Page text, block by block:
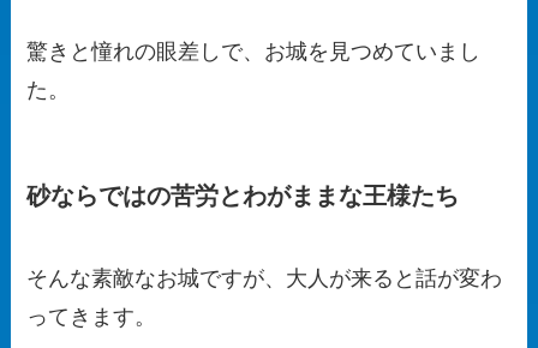
驚きと憧れの眼差しで、お城を見つめていまし
た。
砂ならではの苦労とわがままな王様たち
そんな素敵なお城ですが、大人が来ると話が変わ
ってきます。